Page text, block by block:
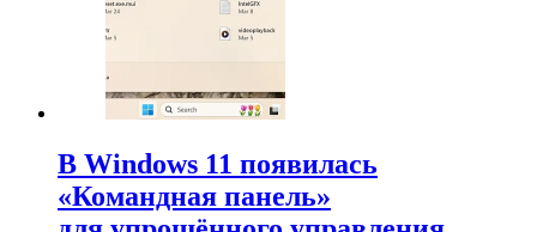
В Windows 11 появилась
«Командная панель»